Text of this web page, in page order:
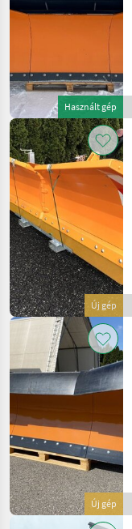
Használt gép
Új gép
Új gép